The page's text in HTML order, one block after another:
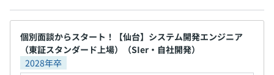
個別面談からスタート！【仙台】システム開発エンジニア
（東証スタンダード上場）（SIer・自社開発）
2028年卒